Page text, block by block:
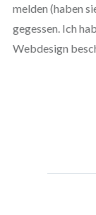
melden (haben
gegessen. Ich
Webdesign